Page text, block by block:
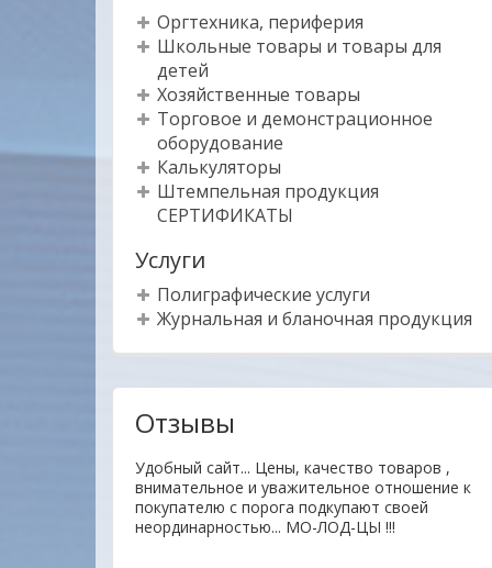
Оргтехника, периферия
Школьные товары и товары для
детей
Хозяйственные товары
Торговое и демонстрационное
оборудование
Калькуляторы
Штемпельная продукция
СЕРТИФИКАТЫ
Услуги
Полиграфические услуги
Журнальная и бланочная продукция
Отзывы
Удобный сайт... Цены, качество товаров ,
внимательное и уважительное отношение к
покупателю с порога подкупают своей
неординарностью... МО-ЛОД-ЦЫ !!!